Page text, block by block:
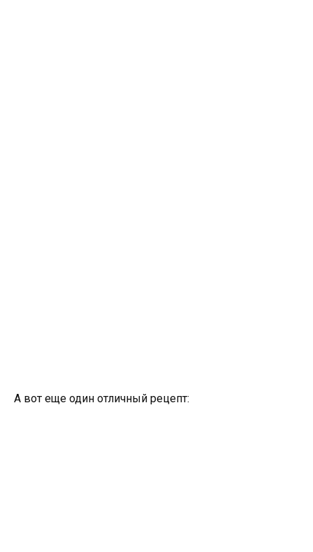
А вот еще один отличный рецепт: